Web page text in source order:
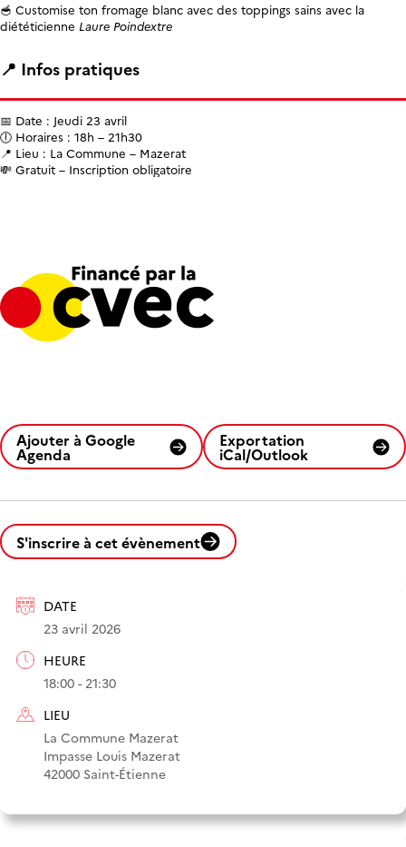
S'inscrire à cet évènement
DATE
23 avril 2026
HEURE
18:00 - 21:30
LIEU
La Commune Mazerat
Impasse Louis Mazerat
42000 Saint-Étienne
🥣 Customise ton fromage blanc avec des toppings sains avec la
diététicienne Laure Poindextre
📍 Infos pratiques
📅 Date : Jeudi 23 avril
🕕 Horaires : 18h – 21h30
📍 Lieu : La Commune – Mazerat
💸 Gratuit – Inscription obligatoire
Ajouter à Google
Agenda
Exportation
iCal/Outlook